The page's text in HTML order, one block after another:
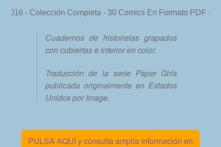
Cuadernos de historietas grapados
con cubiertas e interior en color.
Traducción de la serie Paper Girls
publicada originalmente en Estados
Unidos por Image.
PULSA AQUÍ y consulta amplia información en